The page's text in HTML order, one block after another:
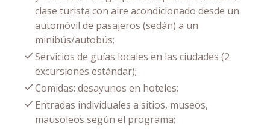
clase turista con aire acondicionado desde un
automóvil de pasajeros (sedán) a un
minibús/autobús;
Servicios de guías locales en las ciudades (2
excursiones estándar);
Comidas: desayunos en hoteles;
Entradas individuales a sitios, museos,
mausoleos según el programa;